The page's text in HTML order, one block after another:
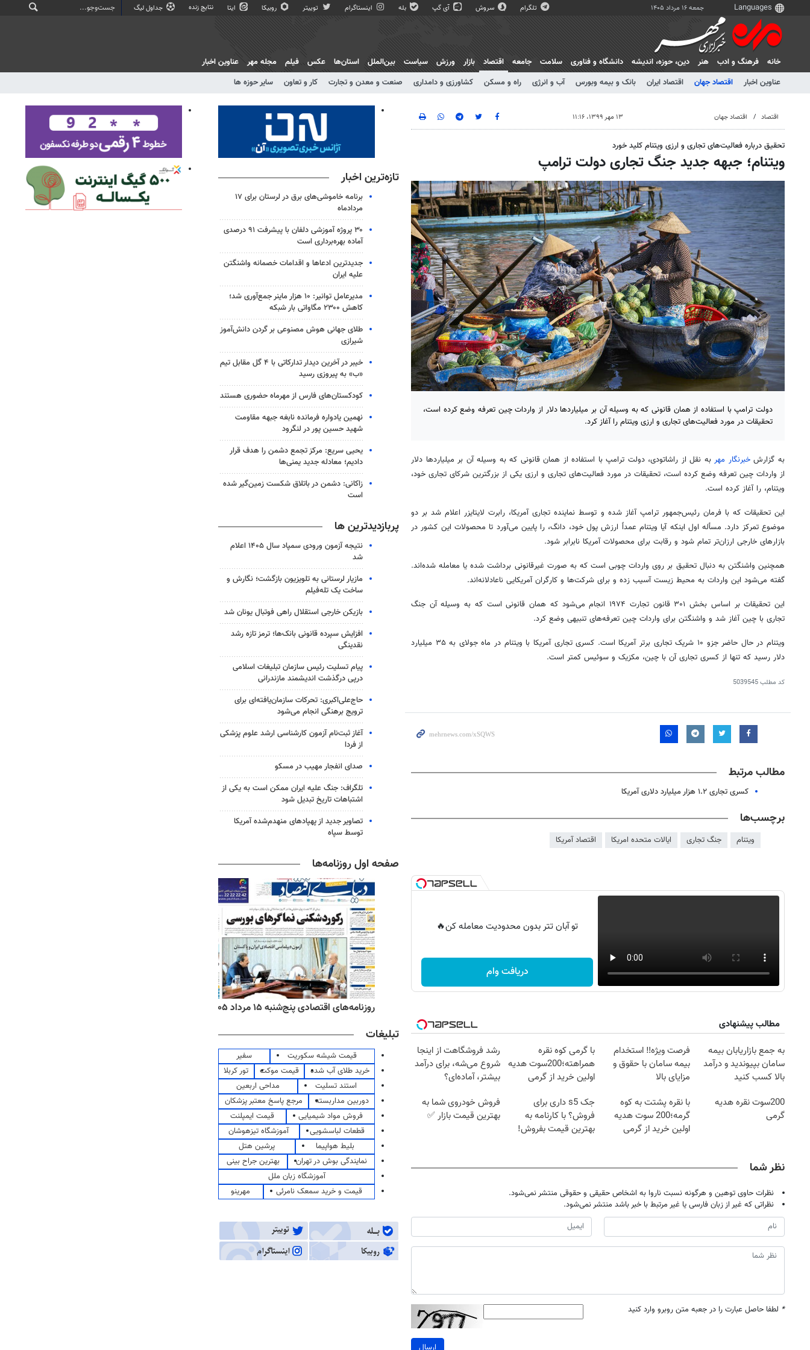
جمعه ۱۶ مرداد ۱۴۰۵ تلگرام سروش آی گپ بله اینستاگرام توییتر روبیکا ایتا نتایج زنده جداول لیگ
خانه فرهنگ و ادب هنر دين، حوزه، انديشه دانشگاه و فناوری سلامت جامعه
اقتصاد
عناوین اخبار
اقتصاد جهان اقتصاد ایران بانک و بیمه وبورس آب و انرژی راه و مسکن کشاورزی و دامداری صنعت و معدن و تجارت کار و تعاون سایر حوزه ها
بازار ورزش سیاست بین‌الملل استان‌ها عکس فیلم مجله مهر عناوین اخبار
اقتصاد اقتصاد جهان ۱۳ مهر ۱۳۹۹، ۱۱:۱۶
تحقیق درباره فعالیت‌های تجاری و ارزی ویتنام کلید خورد
ویتنام؛ جبهه جدید جنگ تجاری دولت ترامپ
دولت ترامپ با استفاده از همان قانونی که به وسیله آن بر میلیاردها دلار از واردات چین تعرفه وضع کرده است،
تحقیقات در مورد فعالیت‌های تجاری و ارزی ویتنام را آغاز کرد.
به گزارشخبرنگار مهربه نقل از راشاتودی، دولت ترامپ با استفاده از همان قانونی که به وسیله آن بر میلیاردها دلار
از واردات چین تعرفه وضع کرده است، تحقیقات در مورد فعالیت‌های تجاری و ارزی یکی از بزرگترین شرکای تجاری خود،
ویتنام، را آغاز کرده است.
این تحقیقات که با فرمان رئیس‌جمهور ترامپ آغاز شده و توسط نماینده تجاری آمریکا، رابرت لایتایزر اعلام شد بر دو
موضوع تمرکز دارد. مسأله اول اینکه آیا ویتنام عمداً ارزش پول خود، دانگ، را پایین می‌آورد تا محصولات این کشور در
بازارهای خارجی ارزان‌تر تمام شود و رقابت برای محصولات آمریکا نابرابر شود.
همچنین واشنگتن به دنبال تحقیق بر روی واردات چوبی است که به صورت غیرقانونی برداشت شده یا معامله شده‌اند.
گفته می‌شود این واردات به محیط زیست آسیب زده و برای شرکت‌ها و کارگران آمریکایی ناعادلانه‌اند.
این تحقیقات بر اساس بخش ۳۰۱ قانون تجارت ۱۹۷۴ انجام می‌شود که همان قانونی است که به وسیله آن جنگ
تجاری با چین آغاز شد و واشنگتن برای واردات چین تعرفه‌های تنبیهی وضع کرد.
ویتنام در حال حاضر جزو ۱۰ شریک تجاری برتر آمریکا است. کسری تجاری آمریکا با ویتنام در ماه جولای به ۳۵ میلیارد
دلار رسید که تنها از کسری تجاری آن با چین، مکزیک و سوئیس کمتر است.
کد مطلب5039545
مطالب مرتبط
کسری تجاری ۱.۲ هزار میلیارد دلاری آمریکا
برچسب‌ها
ویتنام جنگ تجاری ایالات متحده امریکا اقتصاد آمریکا
تو آبان تتر بدون محدودیت معامله کن🔥
دریافت وام
مطالب پیشنهادی
به جمع بازاریابان بیمه
سامان بپیوندید و درآمد
بالا کسب کنید
فرصت ویژه‼️ استخدام
بیمه سامان با حقوق و
مزایای بالا
با گرمی کوه نقره
همراهته؛200سوت هدیه
اولین خرید از گرمی
رشد فروشگاهت از اینجا
شروع می‌شه، برای درآمد
بیشتر، آماده‌ای؟
200سوت نقره هدیه
گرمی
با نقره پشتت به کوه
گرمه؛200 سوت هدیه
اولین خرید از گرمی
جک s5 داری برای
فروش؟ با کارنامه به
بهترین قیمت بفروش!
فروش خودروی شما به
بهترین قیمت بازار ✅
نظر شما
نظرات حاوی توهین و هرگونه نسبت ناروا به اشخاص حقیقی و حقوقی منتشر نمی‌شود.
نظراتی که غیر از زبان فارسی یا غیر مرتبط با خبر باشد منتشر نمی‌شود.
* لطفا حاصل عبارت را در جعبه متن روبرو وارد کنید
ارسال
تازه‌ترین اخبار
برنامه خاموشی‌های برق در لرستان برای ۱۷
مردادماه
۳۰ پروژه آموزشی دلفان با پیشرفت ۹۱ درصدی
آماده بهره‌برداری است
جدیدترین ادعاها و اقدامات خصمانه واشنگتن
علیه ایران
مدیرعامل توانیر: ۱۰ هزار ماینر جمع‌آوری شد؛
کاهش ۲۳۰۰ مگاواتی بار شبکه
طلای جهانی هوش مصنوعی بر گردن دانش‌آموز
شیرازی
خیبر در آخرین دیدار تدارکاتی با ۴ گل مقابل تیم
«ب» به پیروزی رسید
کودکستان‌های فارس از مهرماه حضوری هستند
نهمین یادواره فرمانده نابغه جبهه مقاومت
شهید حسین پور در لنگرود
یحیی سریع: مرکز تجمع دشمن را هدف قرار
دادیم؛ معادله جدید یمنی‌ها
زاکانی: دشمن در باتلاق شکست زمین‌گیر شده
است
پربازدیدترین ها
نتیجه آزمون ورودی سمپاد سال ۱۴۰۵ اعلام
شد
مازیار لرستانی به تلویزیون بازگشت؛ نگارش و
ساخت یک تله‌فیلم
بازیکن خارجی استقلال راهی فوتبال یونان شد
افزایش سپرده قانونی بانک‌ها؛ ترمز تازه رشد
نقدینگی
پیام تسلیت رئیس سازمان تبلیغات اسلامی
درپی درگذشت اندیشمند مازندرانی
حاج‌علی‌اکبری: تحرکات سازمان‌یافته‌ای برای
ترویج برهنگی انجام می‌شود
آغاز ثبت‌نام‌ آزمون کارشناسی ارشد علوم پزشکی
از فردا
صدای انفجار مهیب در مسکو
تلگراف: جنگ علیه ایران ممکن است به یکی از
اشتباهات تاریخ تبدیل شود
تصاویر جدید از پهپادهای منهدم‌شده آمریکا
توسط سپاه
صفحه اول روزنامه‌ها
روزنامه‌های اقتصادی پنج‌شنبه ۱۵ مرداد ۱۴۰۵
تبلیغات
قیمت شیشه سکوریت
سفیر
خرید طلای آب شده
قیمت موکت
تور کربلا
استند تسلیت
مداحی اربعین
دوربین مداربسته
مرجع پاسخ معتبر پزشکان
فروش مواد شیمیایی
قیمت ایمپلنت
قطعات لباسشویی
آموزشگاه تیزهوشان
بلیط هواپیما
پرشین هتل
نمایندگی بوش در تهران
بهترین جراح بینی
آموزشگاه زبان ملل
قیمت و خرید سمعک نامرئی
مهرینو